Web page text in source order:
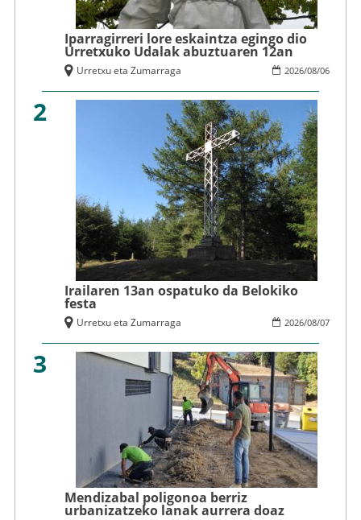
Iparragirreri lore eskaintza egingo dio
Urretxuko Udalak abuztuaren 12an
2026/08/06
Urretxu eta Zumarraga
2
Irailaren 13an ospatuko da Belokiko
festa
2026/08/07
Urretxu eta Zumarraga
3
Mendizabal poligonoa berriz
urbanizatzeko lanak aurrera doaz